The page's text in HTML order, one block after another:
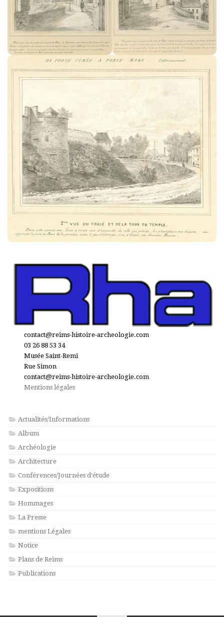
contact@reims-histoire-archeologie.com
03 26 88 53 34
Musée Saint-Remi
Rue Simon
contact@reims-histoire-archeologie.com
Mentions légales
Actualités/Informations
Album
Archéologie
Architecture
Conférences/Journées d'étude
Expositions
Hommages
La Presse
mentions Légales
Notice
Plans de Reims
Publications